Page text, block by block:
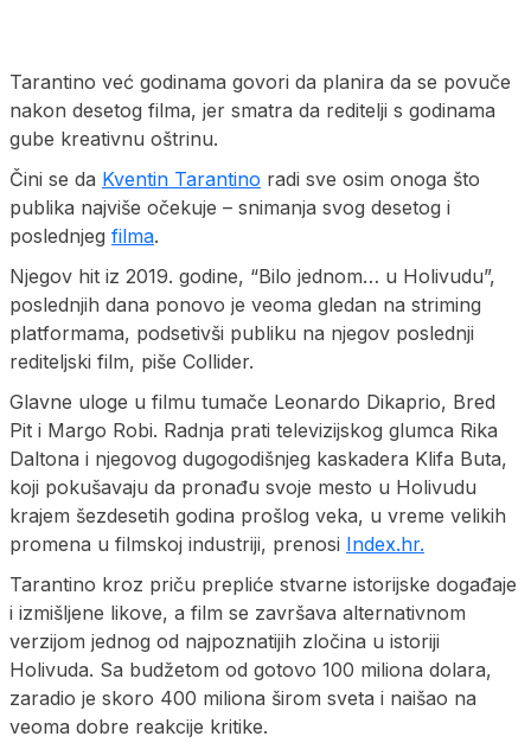
Tarantino već godinama govori da planira da se povuče
nakon desetog filma, jer smatra da reditelji s godinama
gube kreativnu oštrinu.
Čini se da Kventin Tarantino radi sve osim onoga što
publika najviše očekuje – snimanja svog desetog i
poslednjeg filma.
Njegov hit iz 2019. godine, “Bilo jednom… u Holivudu”,
poslednjih dana ponovo je veoma gledan na striming
platformama, podsetivši publiku na njegov poslednji
rediteljski film, piše Collider.
Glavne uloge u filmu tumače Leonardo Dikaprio, Bred
Pit i Margo Robi. Radnja prati televizijskog glumca Rika
Daltona i njegovog dugogodišnjeg kaskadera Klifa Buta,
koji pokušavaju da pronađu svoje mesto u Holivudu
krajem šezdesetih godina prošlog veka, u vreme velikih
promena u filmskoj industriji, prenosi Index.hr.
Tarantino kroz priču prepliće stvarne istorijske događaje
i izmišljene likove, a film se završava alternativnom
verzijom jednog od najpoznatijih zločina u istoriji
Holivuda. Sa budžetom od gotovo 100 miliona dolara,
zaradio je skoro 400 miliona širom sveta i naišao na
veoma dobre reakcije kritike.